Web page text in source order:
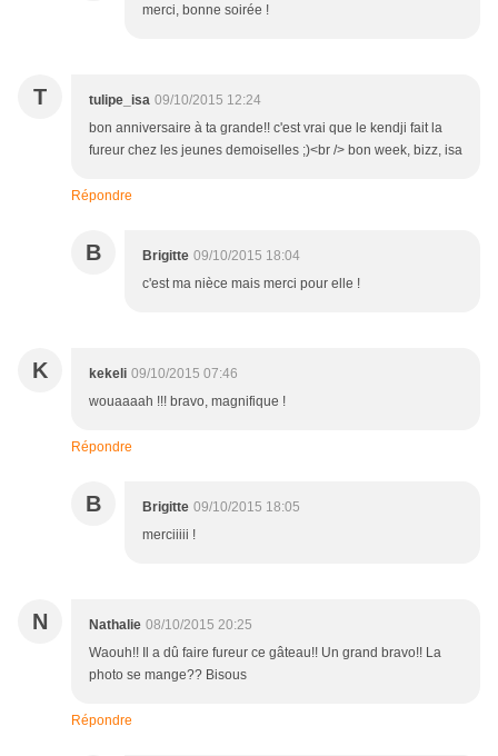
merci, bonne soirée !
T tulipe_isa 09/10/2015 12:24
bon anniversaire à ta grande!! c'est vrai que le kendji fait la
fureur chez les jeunes demoiselles ;)<br /> bon week, bizz, isa
Répondre
B Brigitte 09/10/2015 18:04
c'est ma nièce mais merci pour elle !
K kekeli 09/10/2015 07:46
wouaaaah !!! bravo, magnifique !
Répondre
B Brigitte 09/10/2015 18:05
merciiiii !
N Nathalie 08/10/2015 20:25
Waouh!! Il a dû faire fureur ce gâteau!! Un grand bravo!! La
photo se mange?? Bisous
Répondre